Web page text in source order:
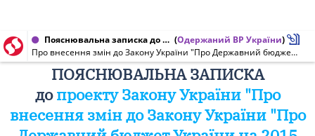
Пояснювальна записка до проекту Закону України від 18.03.2015 № 2376-1 (Одержаний ВР України)
Про внесення змін до Закону України "Про Державний бюджет України на 2015 рік" (щодо підтримки державних вугледобувних підприємств)